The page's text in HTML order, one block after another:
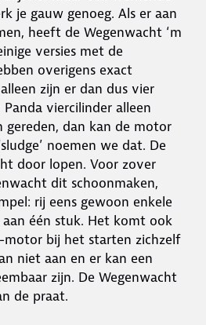
je gauw genoeg. Als er aan
heeft de Wegenwacht ‘m
versies met de
overigens exact
zijn er dan dus vier
viercilinder alleen
gereden, dan kan de motor
noemen we dat. De
door lopen. Voor zover
dit schoonmaken,
rij eens gewoon enkele
één stuk. Het komt ook
bij het starten zichzelf
niet aan en er kan een
zijn. De Wegenwacht
de praat.